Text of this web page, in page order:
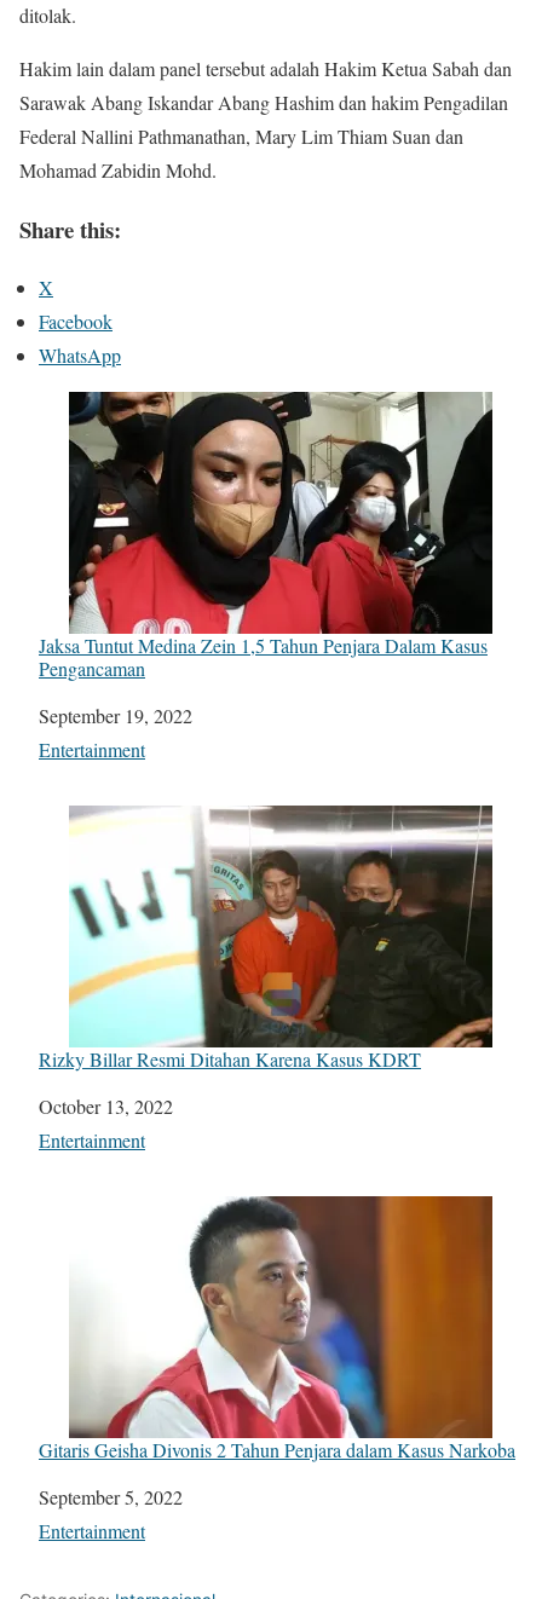
ditolak.
Hakim lain dalam panel tersebut adalah Hakim Ketua Sabah dan
Sarawak Abang Iskandar Abang Hashim dan hakim Pengadilan
Federal Nallini Pathmanathan, Mary Lim Thiam Suan dan
Mohamad Zabidin Mohd.
Share this:
X
Facebook
WhatsApp
Jaksa Tuntut Medina Zein 1,5 Tahun Penjara Dalam Kasus
Pengancaman
Date
September 19, 2022
In relation to
Entertainment
Rizky Billar Resmi Ditahan Karena Kasus KDRT
Date
October 13, 2022
In relation to
Entertainment
Gitaris Geisha Divonis 2 Tahun Penjara dalam Kasus Narkoba
Date
September 5, 2022
In relation to
Entertainment